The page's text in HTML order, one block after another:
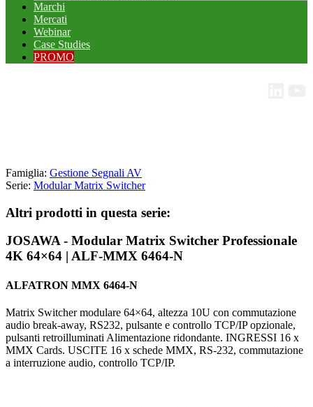
Marchi
Mercati
Webinar
Case Studies
PROMO
Famiglia: Gestione Segnali AV
Serie: Modular Matrix Switcher
Altri prodotti in questa serie:
JOSAWA - Modular Matrix Switcher Professionale
4K 64×64 | ALF-MMX 6464-N
ALFATRON MMX 6464-N
Matrix Switcher modulare 64×64, altezza 10U con commutazione
audio break-away, RS232, pulsante e controllo TCP/IP opzionale,
pulsanti retroilluminati Alimentazione ridondante. INGRESSI 16 x
MMX Cards. USCITE 16 x schede MMX, RS-232, commutazione
a interruzione audio, controllo TCP/IP.